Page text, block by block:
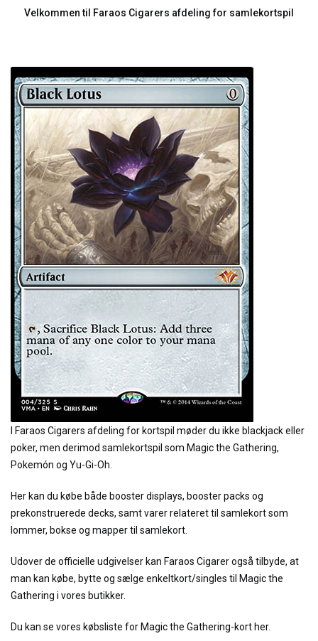
Velkommen til Faraos Cigarers afdeling for samlekortspil
I Faraos Cigarers afdeling for kortspil møder du ikke blackjack eller
poker, men derimod samlekortspil som Magic the Gathering,
Pokemón og Yu-Gi-Oh.
Her kan du købe både booster displays, booster packs og
prekonstruerede decks, samt varer relateret til samlekort som
lommer, bokse og mapper til samlekort.
Udover de officielle udgivelser kan Faraos Cigarer også tilbyde, at
man kan købe, bytte og sælge enkeltkort/singles til Magic the
Gathering i vores butikker.
Du kan se vores købsliste for Magic the Gathering-kort her.